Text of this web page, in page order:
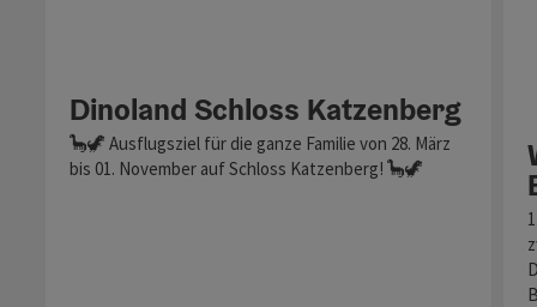
Dinoland Schloss Katzenberg
🦕🦖 Ausflugsziel für die ganze Familie von 28. März
bis 01. November auf Schloss Katzenberg! 🦕🦖